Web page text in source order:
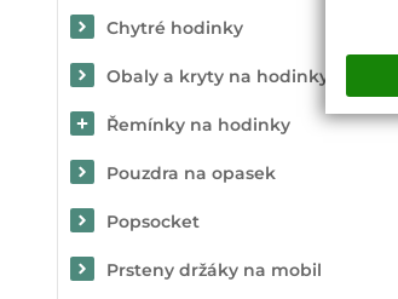
Chytré hodinky
Obaly a kryty na hodinky
Řemínky na hodinky
Pouzdra na opasek
Popsocket
Prsteny držáky na mobil